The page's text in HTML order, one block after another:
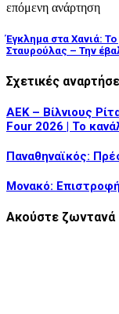
επόμενη ανάρτηση
Έγκλημα στα Χανιά:
Σταυρούλας – Την
Σχετικές
ΑΕΚ – Βίλνιους
Four 2026 | Το
Παναθηναϊκός:
Μονακό:
Ακούστε ζωντανά